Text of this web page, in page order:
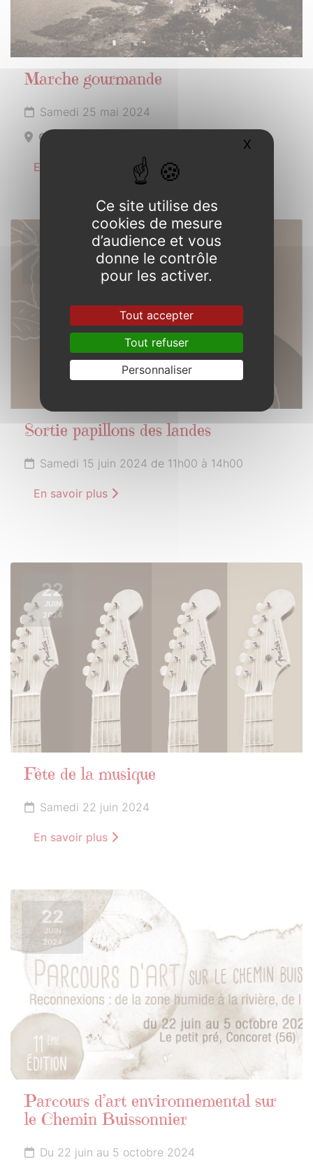
Marche gourmande
Samedi 25 mai 2024
Concoret
En savoir plus
Sortie papillons des landes
Samedi 15 juin 2024 de 11h00 à 14h00
En savoir plus
22
JUIN
2024
Fête de la musique
Samedi 22 juin 2024
En savoir plus
22
JUIN
2024
Parcours d’art environnemental sur
le Chemin Buissonnier
Du 22 juin au 5 octobre 2024
Ce site utilise des
cookies de mesure
d’audience et vous
donne le contrôle
pour les activer.
Tout accepter
Tout refuser
Personnaliser
X Masquer